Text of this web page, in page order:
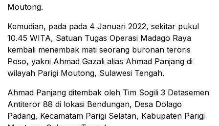
Moutong.
Kemudian, pada pada 4 Januari 2022, sekitar pukul
10.45 WITA, Satuan Tugas Operasi Madago Raya
kembali menembak mati seorang buronan teroris
Poso, yakni Ahmad Gazali alias Ahmad Panjang di
wilayah Parigi Moutong, Sulawesi Tengah.
Ahmad Panjang ditembak oleh Tim Sogili 3 Detasemen
Antiteror 88 di lokasi Bendungan, Desa Dolago
Padang, Kecamatam Parigi Selatan, Kabupaten Parigi